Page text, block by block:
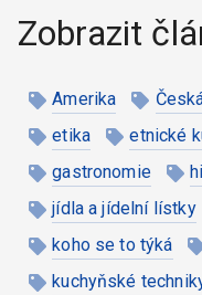
Zobrazit
Amerika
etika
etnické
gastronomie
jídla a jídelní lístky
koho se to týká
kuchyňské